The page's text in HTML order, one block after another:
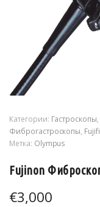
Категории: Гастроскопы
Фиброгастроскопы
Метка: Olympus
Fujinon
€3,000